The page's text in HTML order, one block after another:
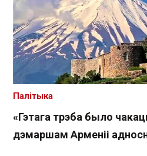
«Гэтага трэба было
дэмаршам Арменіі
Палітыка